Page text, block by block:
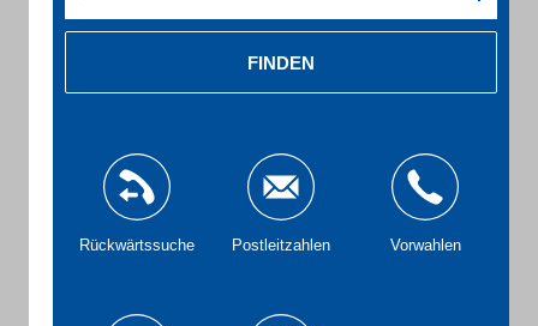
FINDEN
Rückwärtssuche Postleitzahlen Vorwahlen